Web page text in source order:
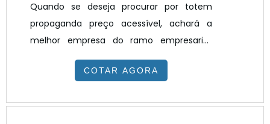
Quando se deseja procurar por totem
propaganda preço acessível, achará a
melhor empresa do ramo empresarial.
Solicitando um orçamento na melhor
empresa do segmento e encontrando a
benefício.TOTEM PROPAGANDA PREÇO
COTAR AGORA